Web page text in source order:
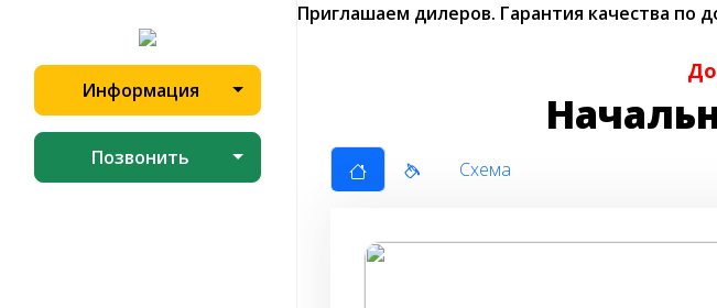
Приглашаем дилеров. Гарантия качества по
Информация
Позвонить Схема